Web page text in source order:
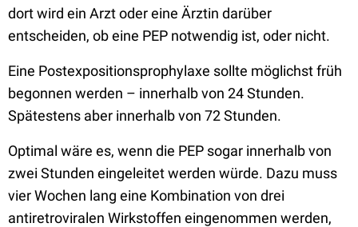
dort wird ein Arzt oder eine Ärztin darüber
entscheiden, ob eine PEP notwendig ist, oder nicht.
Eine Postexpositionsprophylaxe sollte möglichst früh
begonnen werden – innerhalb von 24 Stunden.
Spätestens aber innerhalb von 72 Stunden.
Optimal wäre es, wenn die PEP sogar innerhalb von
zwei Stunden eingeleitet werden würde. Dazu muss
vier Wochen lang eine Kombination von drei
antiretroviralen Wirkstoffen eingenommen werden,